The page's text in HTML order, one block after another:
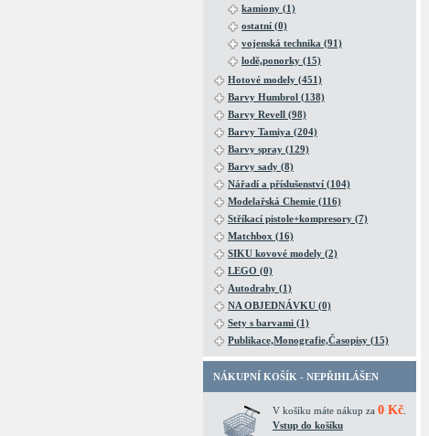
kamiony (1)
ostatní (0)
vojenská technika (91)
lodě,ponorky (15)
Hotové modely (451)
Barvy Humbrol (138)
Barvy Revell (98)
Barvy Tamiya (204)
Barvy spray (129)
Barvy sady (8)
Nářadí a příslušenství (104)
Modelařská Chemie (116)
Stříkací pistole+kompresory (7)
Matchbox (16)
SIKU kovové modely (2)
LEGO (0)
Autodrahy (1)
NA OBJEDNÁVKU (0)
Sety s barvami (1)
Publikace,Monografie,Časopisy (15)
NÁKUPNÍ KOŠÍK - NEPŘIHLÁŠEN
V košíku máte nákup za 0 Kč
Vstup do košíku